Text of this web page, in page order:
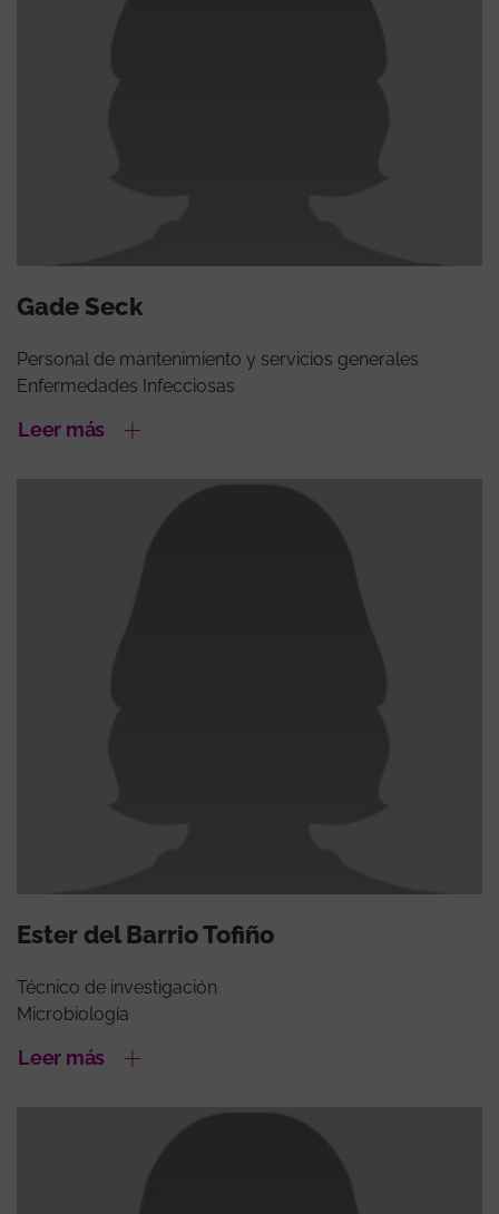
Gade Seck
Personal de mantenimiento y servicios generales
Enfermedades Infecciosas
Leer más
Ester del Barrio Tofiño
Técnico de investigación
Microbiología
Leer más